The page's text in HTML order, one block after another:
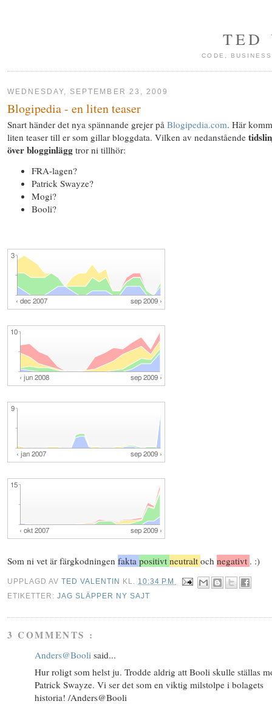
TED
CODE,
WEDNESDAY, SEPTEMBER 23, 2009
Blogipedia - en liten teaser
Snart händer det nya spännande grejer på Blogipedia.com. Här
liten teaser till er som gillar bloggdata. Vilken av nedanstående
över blogginlägg tror ni tillhör:
FRA-lagen?
Patrick Swayze?
Mogi?
Booli?
Som ni vet är färgkodningen fakta positivt neutralt och negativt . :)
UPPLAGD AVTED VALENTIN KL. 10:34 PM
ETIKETTER:JAG SLÄPPER NY SAJT
3 COMMENTS :
Anders@Booli said...
Hur roligt som helst ju. Trodde aldrig att Booli skulle ställas
Patrick Swayze. Vi ser det som en viktig milstolpe i bolagets
historia! /Anders@Booli